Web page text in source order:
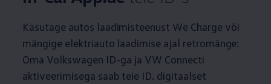
Kasutage autos laadimisteenust We Charge või
mängige elektriauto laadimise ajal retromänge:
Oma Volkswagen ID-ga ja VW Connecti
aktiveerimisega saab teie ID. digitaalset